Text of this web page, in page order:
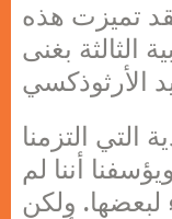
2007). لقد تميزت هذه
الثالثة بغنى
التي التزمنا
أننا لم
لبعضها. ولكن